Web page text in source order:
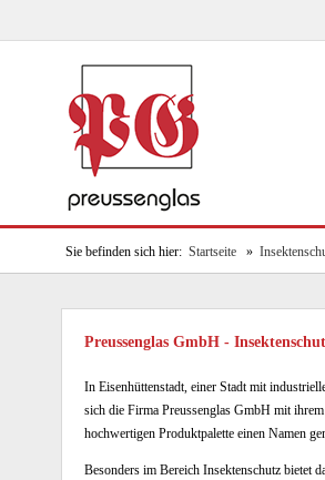
Sie befinden sich hier: Startseite »
Preussenglas GmbH -
In Eisenhüttenstadt, einer Stadt mit
sich die Firma Preussenglas GmbH mit
hochwertigen Produktpalette einen Namen
Besonders im Bereich Insektenschutz bietet